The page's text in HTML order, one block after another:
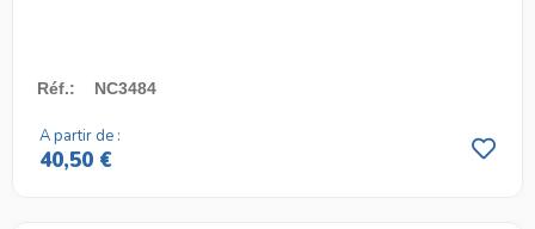
Réf.: NC3484
A partir de :
40,50 €